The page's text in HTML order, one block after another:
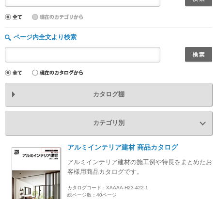
ページ内全文より検索
カタログ棚
カテゴリ別
アルミインテリア建材 商品カタログ
アルミインテリア建材の施工例や特長をまとめたお
客様用商品カタログです。
カタログコード：XAAAA-H23-422-1
総ページ数：40ページ